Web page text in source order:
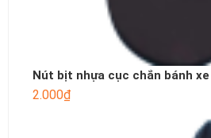
Nút bịt nhựa cục chắn bánh xe
2.000₫